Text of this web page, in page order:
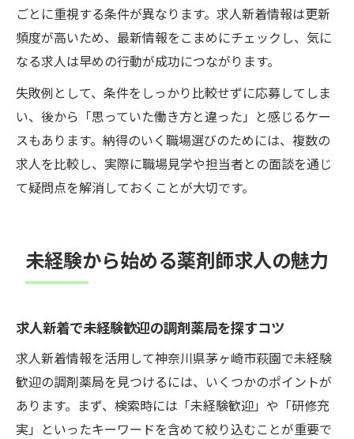
ごとに重視する条件が異なります。求人新着情報は更新
頻度が高いため、最新情報をこまめにチェックし、気に
なる求人は早めの行動が成功につながります。
失敗例として、条件をしっかり比較せずに応募してしま
い、後から「思っていた働き方と違った」と感じるケー
スもあります。納得のいく職場選びのためには、複数の
求人を比較し、実際に職場見学や担当者との面談を通じ
て疑問点を解消しておくことが大切です。
未経験から始める薬剤師求人の魅力
求人新着で未経験歓迎の調剤薬局を探すコツ
求人新着情報を活用して神奈川県茅ヶ崎市萩園で未経験
歓迎の調剤薬局を見つけるには、いくつかのポイントが
あります。まず、検索時には「未経験歓迎」や「研修充
実」といったキーワードを含めて絞り込むことが重要で